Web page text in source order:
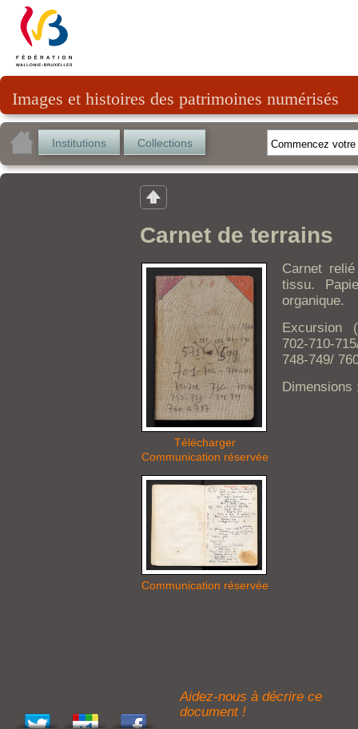
Images et histoires des patrimoines numérisés
Institutions Collections
Carnet de terrains
Télécharger
Communication réservée
Carnet
tissu.
organique.
Excursion
702-710-
748-749/
Dimensions
Communication réservée
Aidez-nous à décrire ce
document !